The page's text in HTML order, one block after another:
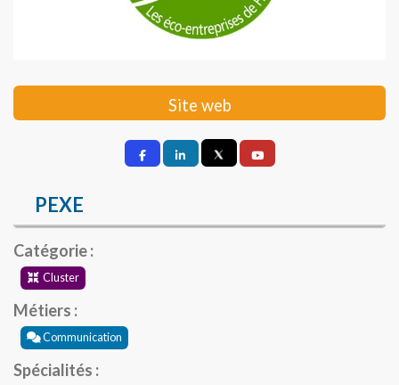
Site web
PEXE
Catégorie :
Cluster
Métiers :
Communication
Spécialités :